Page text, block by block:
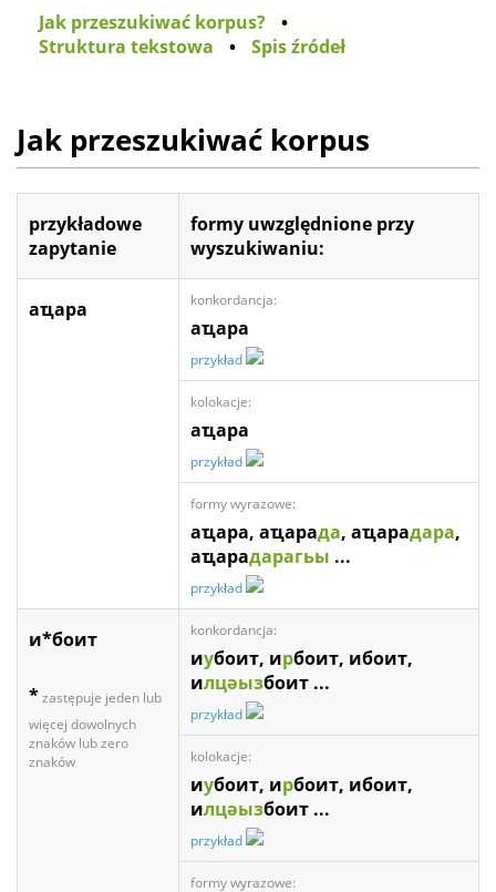
Jak przeszukiwać korpus?
•
Struktura tekstowa
• Spis źródeł
Jak przeszukiwać korpus
przykładowe
zapytanie
formy uwzględnione przy
wyszukiwaniu:
аҵара konkordancja:
аҵара
przykład
kolokacje:
аҵара
przykład
formy wyrazowe:
аҵара, аҵарада, аҵарадара,
аҵарадарагьы ...
przykład
и*боит
*zastępuje jeden lub
więcej dowolnych
znaków lub zero
znaków
konkordancja:
иубоит, ирбоит, ибоит,
илцәызбоит ...
przykład
kolokacje:
иубоит, ирбоит, ибоит,
илцәызбоит ...
przykład
formy wyrazowe: